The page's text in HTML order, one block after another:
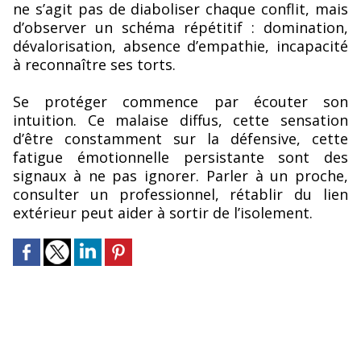
ne s’agit pas de diaboliser chaque conflit, mais
d’observer un schéma répétitif : domination,
dévalorisation, absence d’empathie, incapacité
à reconnaître ses torts.
Se protéger commence par écouter son
intuition. Ce malaise diffus, cette sensation
d’être constamment sur la défensive, cette
fatigue émotionnelle persistante sont des
signaux à ne pas ignorer. Parler à un proche,
consulter un professionnel, rétablir du lien
extérieur peut aider à sortir de l’isolement.